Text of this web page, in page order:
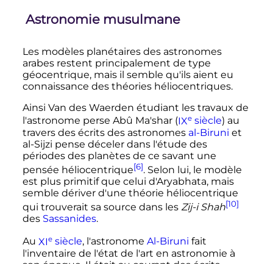
Astronomie musulmane
Les modèles planétaires des astronomes
arabes restent principalement de type
géocentrique, mais il semble qu'ils aient eu
connaissance des théories héliocentriques.
Ainsi Van des Waerden étudiant les travaux de
l'astronome perse Abû Ma'shar (IXesiècle) au
travers des écrits des astronomes al-Biruni et
al-Sijzi pense déceler dans l'étude des
périodes des planètes de ce savant une
pensée héliocentrique[6]. Selon lui, le modèle
est plus primitif que celui d'Aryabhata, mais
semble dériver d'une théorie héliocentrique
qui trouverait sa source dans les Zij-i Shah[10]
des Sassanides.
Au XIesiècle, l'astronome Al-Biruni fait
l'inventaire de l'état de l'art en astronomie à